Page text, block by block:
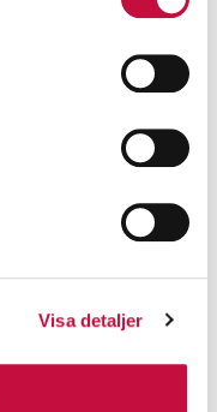
Visa detaljer